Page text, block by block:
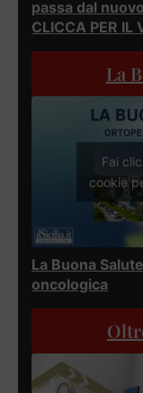
passa dal
CLICCA PER IL
La
Fai
cookie
La Buona
oncologica